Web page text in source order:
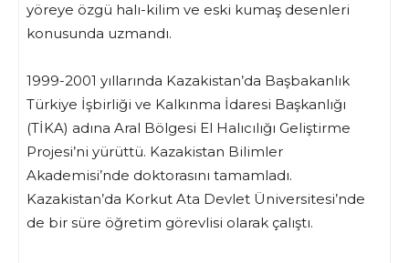
yöreye özgü halı-kilim ve eski kumaş desenleri
konusunda uzmandı.
1999-2001 yıllarında Kazakistan’da Başbakanlık
Türkiye İşbirliği ve Kalkınma İdaresi Başkanlığı
(TİKA) adına Aral Bölgesi El Halıcılığı Geliştirme
Projesi’ni yürüttü. Kazakistan Bilimler
Akademisi’nde doktorasını tamamladı.
Kazakistan’da Korkut Ata Devlet Üniversitesi’nde
de bir süre öğretim görevlisi olarak çalıştı.